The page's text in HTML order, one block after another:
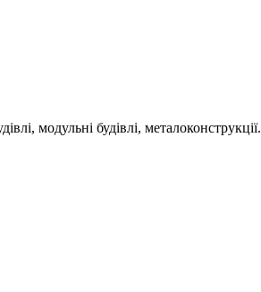
будівлі, металоконструкції.